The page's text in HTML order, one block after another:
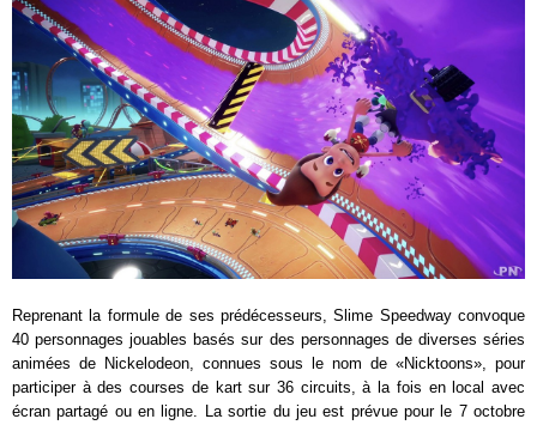
Reprenant la formule de ses prédécesseurs, Slime Speedway convoque
40 personnages jouables basés sur des personnages de diverses séries
animées de Nickelodeon, connues sous le nom de «Nicktoons», pour
participer à des courses de kart sur 36 circuits, à la fois en local avec
écran partagé ou en ligne. La sortie du jeu est prévue pour le 7 octobre